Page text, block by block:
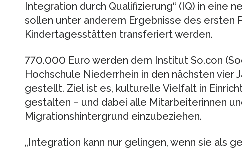
Integration durch Qualifizierung“ (IQ) in eine
sollen unter anderem Ergebnisse des ersten
Kindertagesstätten transferiert werden.
770.000 Euro werden dem Institut So.con
Hochschule Niederrhein in den nächsten vier
gestellt. Ziel ist es, kulturelle Vielfalt in
gestalten – und dabei alle Mitarbeiterinnen
Migrationshintergrund einzubeziehen.
„Integration kann nur gelingen, wenn sie als